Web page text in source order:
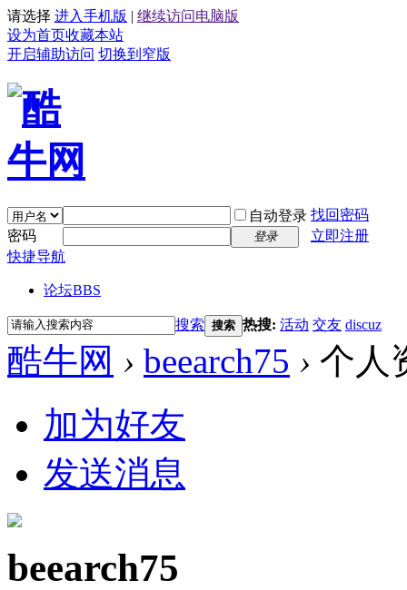
请选择 进入手机版 | 继续访问电脑版
设为首页收藏本站
开启辅助访问 切换到窄版
自动登录 找回密码
密码
登录
立即注册
快捷导航
论坛BBS
搜索 搜索 热搜: 活动 交友 discuz
酷牛网 › beearch75 › 个人
加为好友
发送消息
beearch75